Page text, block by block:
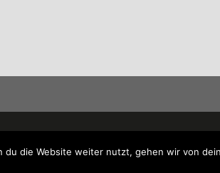
du die Website weiter nutzt, gehen wir von